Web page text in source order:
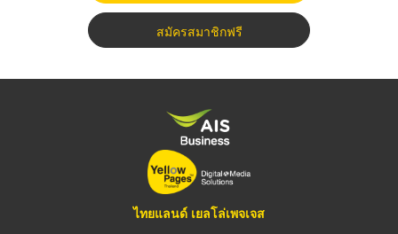
สมัครสมาชิกฟรี
ไทยแลนด์ เยลโล่เพจเจส